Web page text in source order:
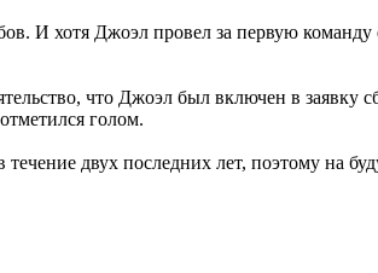
И хотя Джоэл провел за первую
что Джоэл был включен в
голом.
двух последних лет, поэтому на